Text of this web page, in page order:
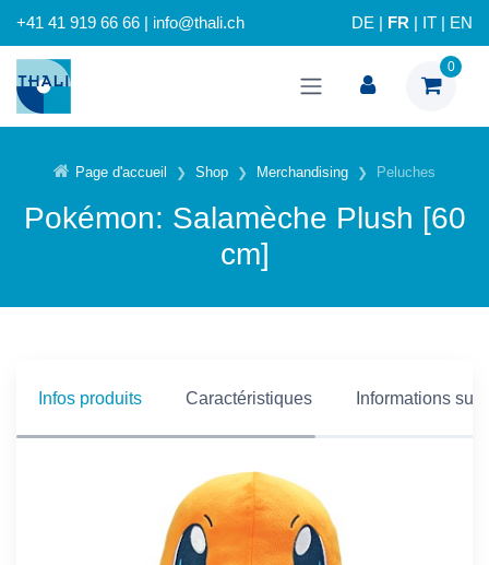
+41 41 919 66 66 | info@thali.ch DE FR IT EN
0
Page d'accueil Shop Merchandising Peluches
Pokémon: Salamèche Plush [60
cm]
Infos produits Caractéristiques Informations